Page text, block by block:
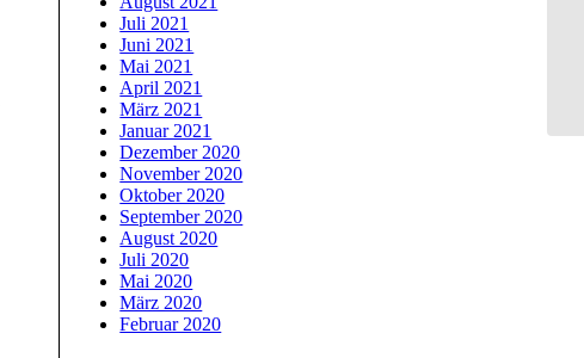
Juli 2021
Juni 2021
Mai 2021
April 2021
März 2021
Januar 2021
Dezember 2020
November 2020
Oktober 2020
September 2020
August 2020
Juli 2020
Mai 2020
März 2020
Februar 2020